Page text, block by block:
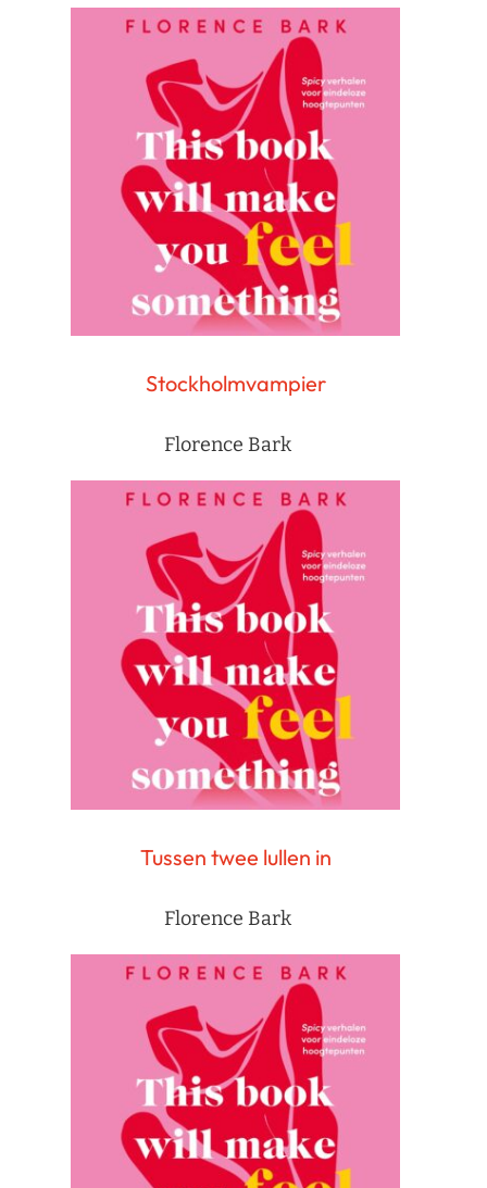
Stockholmvampier
Florence Bark
Tussen twee lullen in
Florence Bark